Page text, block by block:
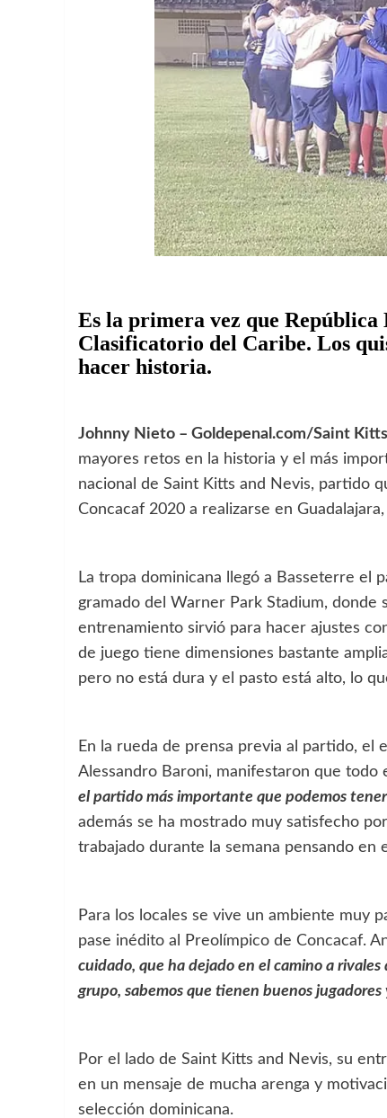
Es la primera vez que República
Clasificatorio del Caribe. Los
hacer historia.
Johnny Nieto – Goldepenal.com/Saint
mayores retos en la historia y el más
nacional de Saint Kitts and Nevis, partido
Concacaf 2020 a realizarse en
La tropa dominicana llegó a Basseterre el
gramado del Warner Park Stadium, donde
entrenamiento sirvió para hacer ajustes
de juego tiene dimensiones bastante
pero no está dura y el pasto está alto, lo
En la rueda de prensa previa al partido, el
Alessandro Baroni, manifestaron que todo
el partido más importante que podemos
además se ha mostrado muy satisfecho
trabajado durante la semana pensando en
Para los locales se vive un ambiente muy
pase inédito al Preolímpico de Concacaf.
cuidado, que ha dejado en el camino a
grupo, sabemos que tienen buenos
Por el lado de Saint Kitts and Nevis, su
en un mensaje de mucha arenga y
selección dominicana.